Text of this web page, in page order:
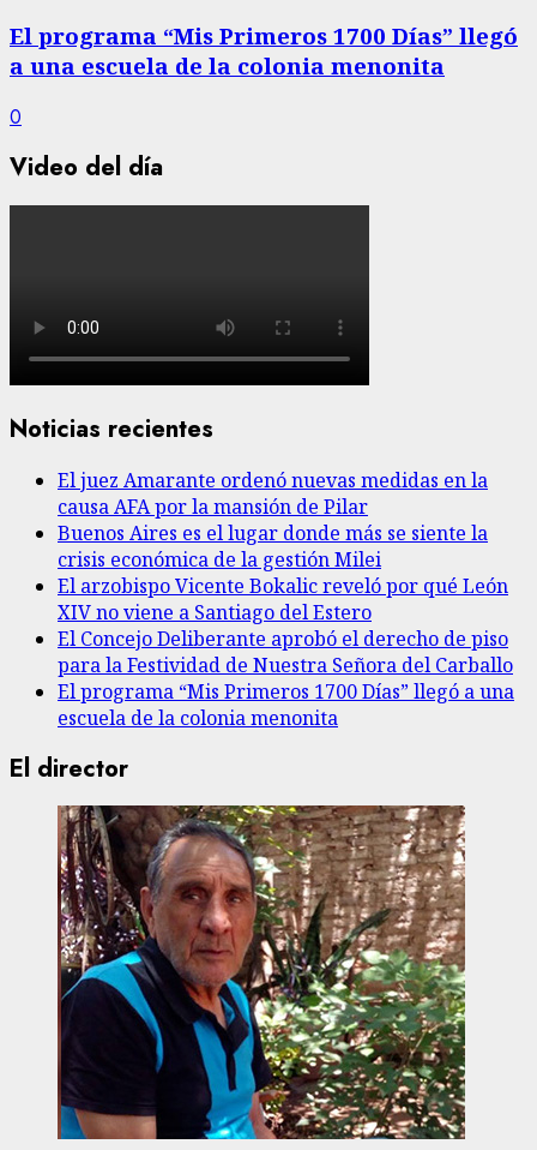
El programa “Mis Primeros 1700 Días” llegó
a una escuela de la colonia menonita
0
Video del día
Noticias recientes
El juez Amarante ordenó nuevas medidas en la
causa AFA por la mansión de Pilar
Buenos Aires es el lugar donde más se siente la
crisis económica de la gestión Milei
El arzobispo Vicente Bokalic reveló por qué León
XIV no viene a Santiago del Estero
El Concejo Deliberante aprobó el derecho de piso
para la Festividad de Nuestra Señora del Carballo
El programa “Mis Primeros 1700 Días” llegó a una
escuela de la colonia menonita
El director